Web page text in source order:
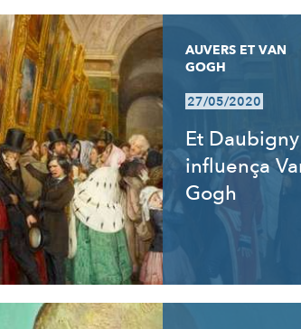
AUVERS ET VAN
GOGH
27/05/2020
Et Daubigny
influença
Gogh